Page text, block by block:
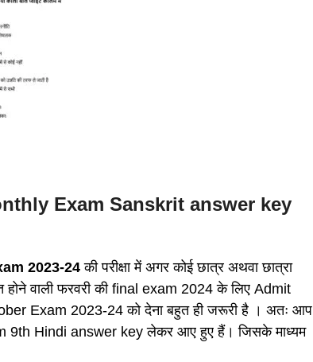
Exam Sanskrit answer key
2023-24 की परीक्षा में अगर कोई छात्र अथवा छात्रा
होने वाली फरवरी की final exam 2024 के लिए Admit
Exam 2023-24 को देना बहुत ही जरूरी है । अतः आप
9th Hindi answer key लेकर आए हुए हैं। जिसके माध्यम